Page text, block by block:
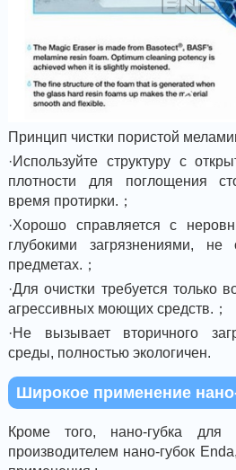
Принцип чистки пористой
·Используйте структуру с
плотности для поглощения
время протирки.；
·Хорошо справляется с
глубокими загрязнениями,
предметах.；
·Для очистки требуется только
агрессивных моющих средств.；
·Не вызывает вторичного
среды, полностью экологичен.
Широкое применение
Кроме того, нано-губка для
производителем нано-губок